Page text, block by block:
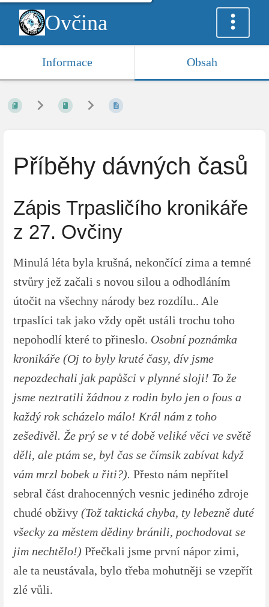
Ovčina
Informace Obsah
Příběhy dávných časů
Zápis Trpasličího kronikáře
z 27. Ovčiny
Minulá léta byla krušná, nekončící zima a temné
stvůry jež začali s novou silou a odhodláním
útočit na všechny národy bez rozdílu.. Ale
trpaslíci tak jako vždy opět ustáli trochu toho
nepohodlí které to přineslo. Osobní poznámka
kronikáře (Oj to byly kruté časy, dív jsme
nepozdechali jak papůšci v plynné sloji! To že
jsme neztratili žádnou z rodin bylo jen o fous a
každý rok scházelo málo! Král nám z toho
zešedivěl. Že prý se v té době veliké věci ve světě
děli, ale ptám se, byl čas se čímsik zabívat když
vám mrzl bobek u řiti?). Přesto nám nepřítel
sebral část drahocenných vesnic jediného zdroje
chudé obživy (Tož taktická chyba, ty lebezně duté
všecky za městem dědiny bránili, pochodovat se
jim nechtělo!) Přečkali jsme první nápor zimi,
ale ta neustávala, bylo třeba mohutněji se vzepřít
zlé vůli.